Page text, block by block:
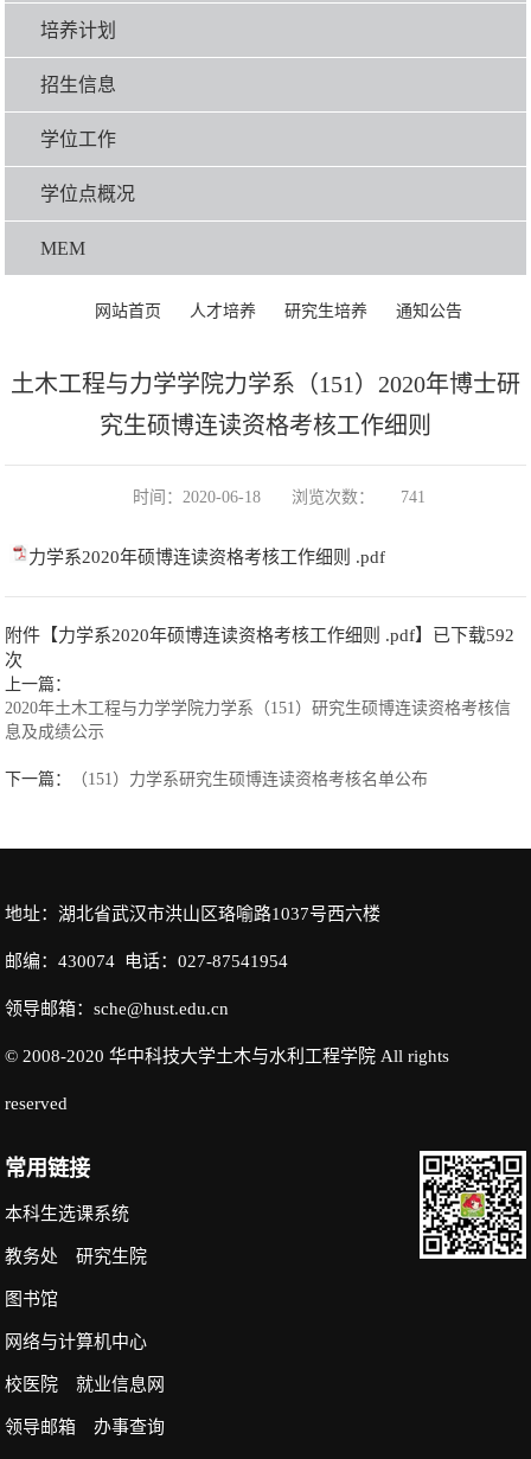
培养计划
招生信息
学位工作
学位点概况
MEM
网站首页 人才培养 研究生培养 通知公告
土木工程与力学学院力学系（151）2020年博士研
究生硕博连读资格考核工作细则
时间：2020-06-18 浏览次数： 741
力学系2020年硕博连读资格考核工作细则 .pdf
附件【力学系2020年硕博连读资格考核工作细则 .pdf】已下载592
次
上一篇：
2020年土木工程与力学学院力学系（151）研究生硕博连读资格考核信
息及成绩公示
下一篇： （151）力学系研究生硕博连读资格考核名单公布
地址：湖北省武汉市洪山区珞喻路1037号西六楼
邮编：430074 电话：027-87541954
领导邮箱：sche@hust.edu.cn
© 2008-2020 华中科技大学土木与水利工程学院 All rights
reserved
常用链接
本科生选课系统
教务处 研究生院
图书馆
网络与计算机中心
校医院 就业信息网
领导邮箱 办事查询